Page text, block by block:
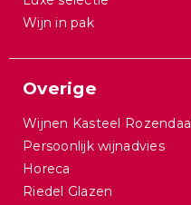
Wijn in pak
Overige
Wijnen Kasteel Rozendaal
Persoonlijk wijnadvies
Horeca
Riedel Glazen